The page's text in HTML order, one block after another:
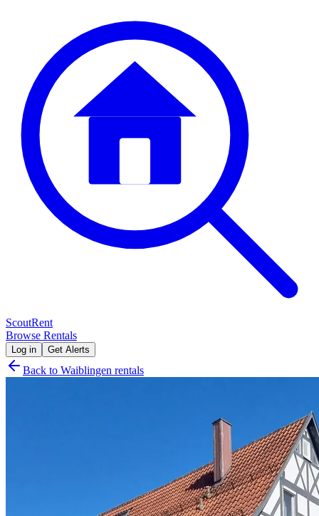
ScoutRent
Browse Rentals
Log in Get Alerts
Back to Waiblingen rentals